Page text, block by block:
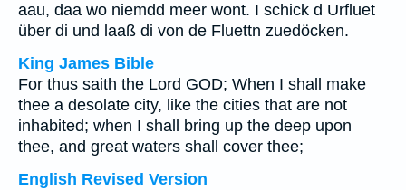
aau, daa wo niemdd meer wont. I schick d Urfluet
über di und laaß di von de Fluettn zuedöcken.
King James Bible
For thus saith the Lord GOD; When I shall make
thee a desolate city, like the cities that are not
inhabited; when I shall bring up the deep upon
thee, and great waters shall cover thee;
English Revised Version